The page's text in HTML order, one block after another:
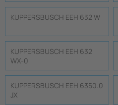
KUPPERSBUSCH EEH 632 W
KUPPERSBUSCH EEH 632
WX-0
KUPPERSBUSCH EEH 6350.0
JX